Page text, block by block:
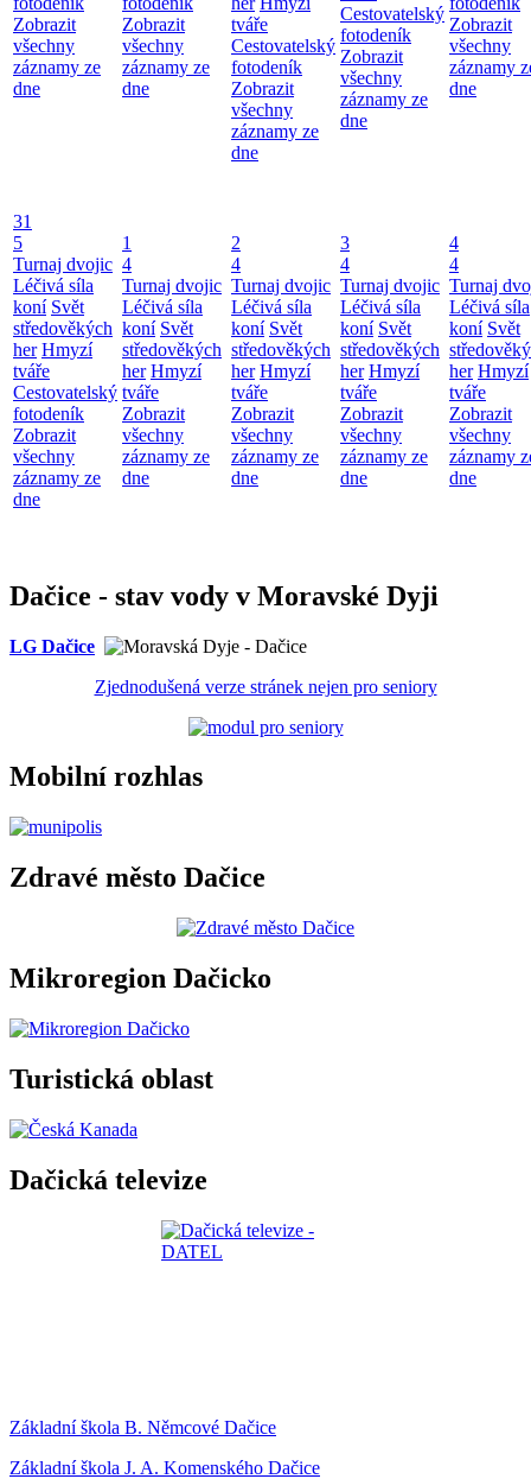
Zobrazit
všechny
záznamy ze
dne
Zobrazit
všechny
záznamy ze
dne
tváře
Cestovatelský
fotodeník
Zobrazit
všechny
záznamy ze
dne
Cestovatelský
fotodeník
Zobrazit
všechny
záznamy ze
dne
Zobrazit
všechny
záznamy
dne
31
5
Turnaj dvojic
Léčivá síla
koní Svět
středověkých
her Hmyzí
tváře
Cestovatelský
fotodeník
Zobrazit
všechny
záznamy ze
dne
1
4
Turnaj dvojic
Léčivá síla
koní Svět
středověkých
her Hmyzí
tváře
Zobrazit
všechny
záznamy ze
dne
2
4
Turnaj dvojic
Léčivá síla
koní Svět
středověkých
her Hmyzí
tváře
Zobrazit
všechny
záznamy ze
dne
3
4
Turnaj dvojic
Léčivá síla
koní Svět
středověkých
her Hmyzí
tváře
Zobrazit
všechny
záznamy ze
dne
4
4
Turnaj
Léčivá síla
koní Svět
her Hmyzí
tváře
Zobrazit
všechny
záznamy
dne
Dačice - stav vody v Moravské Dyji
LG Dačice
Zjednodušená verze stránek nejen pro seniory
Mobilní rozhlas
Zdravé město Dačice
Mikroregion Dačicko
Turistická oblast
Dačická televize
Základní škola B. Němcové Dačice
Základní škola J. A. Komenského Dačice